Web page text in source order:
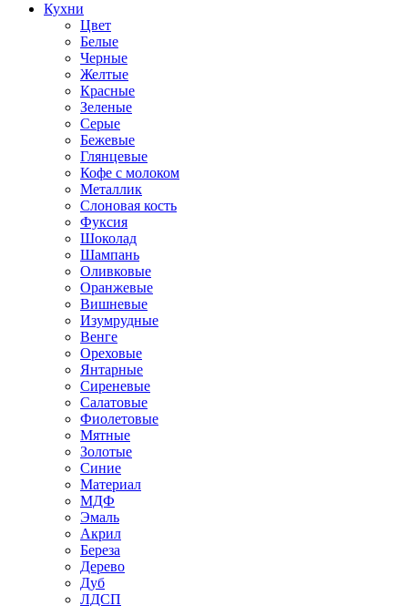
Кухни
Цвет
Белые
Черные
Желтые
Красные
Зеленые
Серые
Бежевые
Глянцевые
Кофе с молоком
Металлик
Слоновая кость
Фуксия
Шоколад
Шампань
Оливковые
Оранжевые
Вишневые
Изумрудные
Венге
Ореховые
Янтарные
Сиреневые
Салатовые
Фиолетовые
Мятные
Золотые
Синие
Материал
МДФ
Эмаль
Акрил
Береза
Дерево
Дуб
ЛДСП